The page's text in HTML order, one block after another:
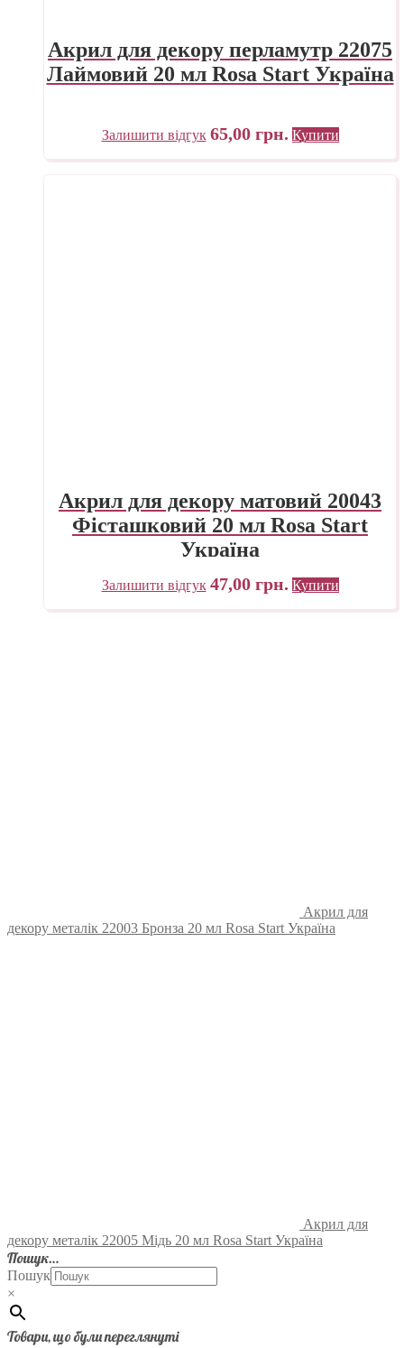
Акрил для декору перламутр 22075
Лаймовий 20 мл Rosa Start Україна
Залишити відгук 65,00 грн. Купити
Акрил для декору матовий 20043
Фісташковий 20 мл Rosa Start
Україна
Залишити відгук 47,00 грн. Купити
Акрил для
декору металік 22003 Бронза 20 мл Rosa Start Україна
Акрил для
декору металік 22005 Мідь 20 мл Rosa Start Україна
Пошук…
Пошук
×
Товари, що були переглянуті